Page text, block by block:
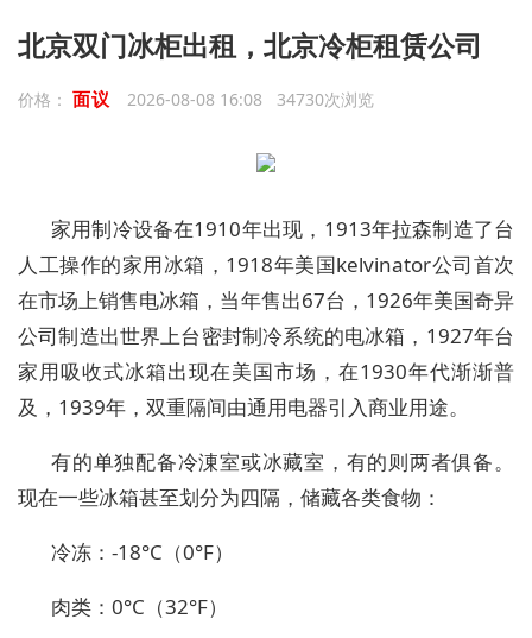
北京双门冰柜出租，北京冷柜租赁公司
价格： 面议 2026-08-08 16:08 34730次浏览
家用制冷设备在1910年出现，1913年拉森制造了台
人工操作的家用冰箱，1918年美国kelvinator公司首次
在市场上销售电冰箱，当年售出67台，1926年美国奇异
公司制造出世界上台密封制冷系统的电冰箱，1927年台
家用吸收式冰箱出现在美国市场，在1930年代渐渐普
及，1939年，双重隔间由通用电器引入商业用途。
有的单独配备冷涷室或冰藏室，有的则两者俱备。
现在一些冰箱甚至划分为四隔，储藏各类食物：
冷冻：-18°C（0°F）
肉类：0°C（32°F）